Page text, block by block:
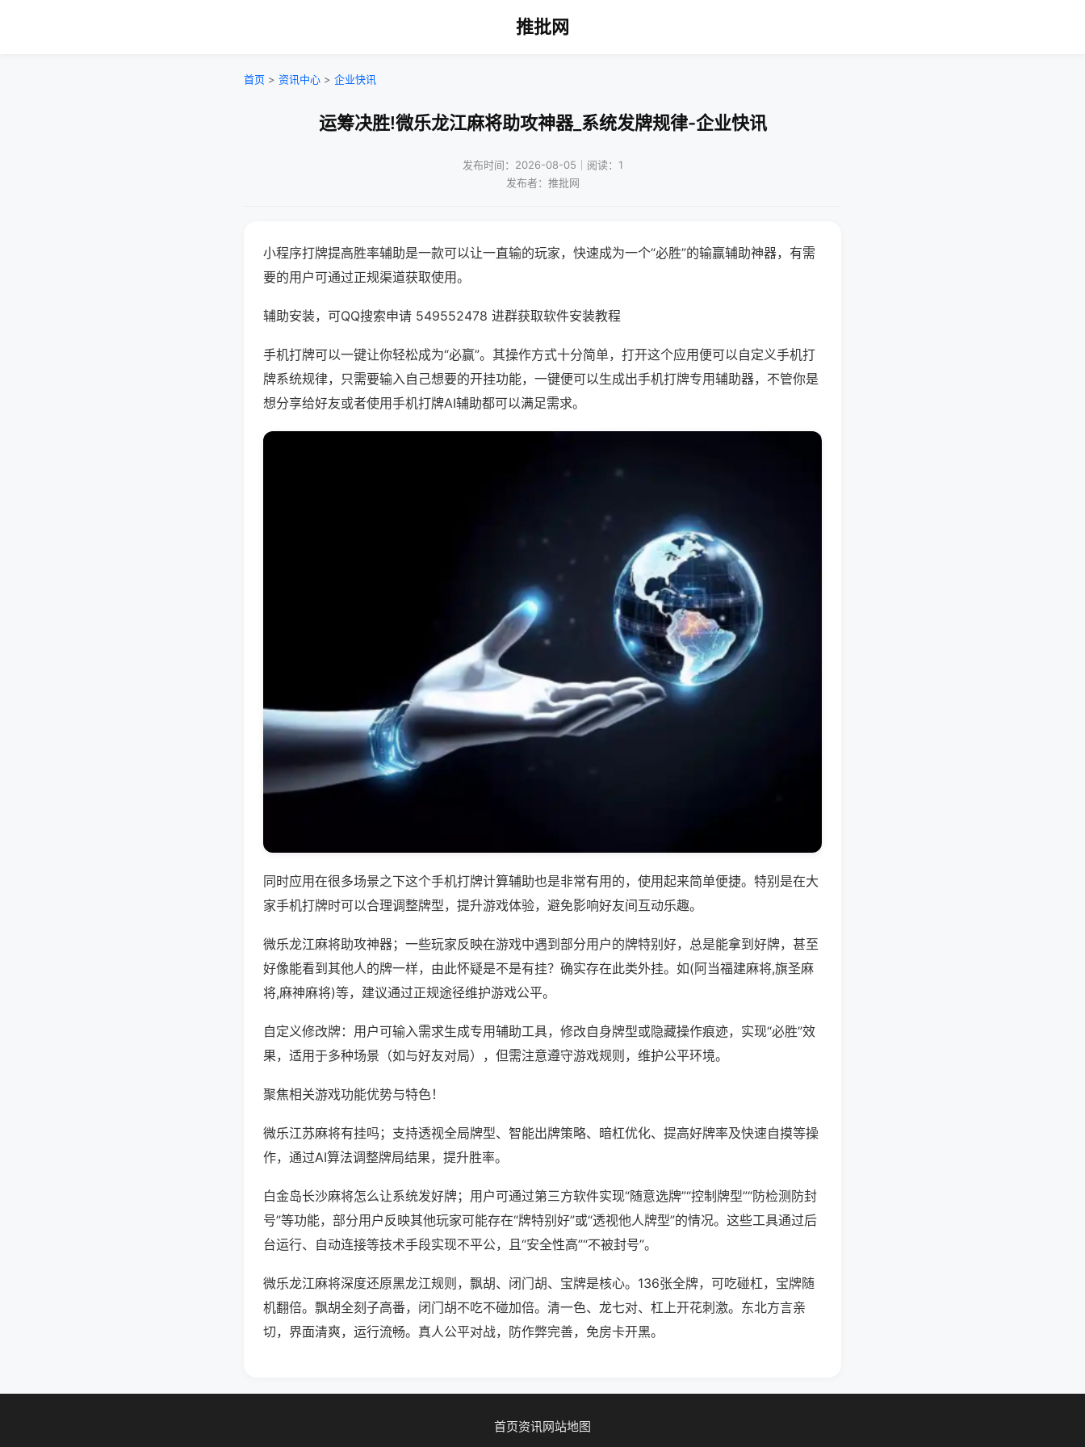
推批网
首页 > 资讯中心 > 企业快讯
运筹决胜!微乐龙江麻将助攻神器_系统发牌规律-企业快讯
发布时间：2026-08-05｜阅读：1
发布者：推批网
小程序打牌提高胜率辅助是一款可以让一直输的玩家，快速成为一个“必胜”的输赢辅助神器，有需
要的用户可通过正规渠道获取使用。
辅助安装，可QQ搜索申请 549552478 进群获取软件安装教程
手机打牌可以一键让你轻松成为“必赢”。其操作方式十分简单，打开这个应用便可以自定义手机打
牌系统规律，只需要输入自己想要的开挂功能，一键便可以生成出手机打牌专用辅助器，不管你是
想分享给好友或者使用手机打牌AI辅助都可以满足需求。
同时应用在很多场景之下这个手机打牌计算辅助也是非常有用的，使用起来简单便捷。特别是在大
家手机打牌时可以合理调整牌型，提升游戏体验，避免影响好友间互动乐趣。
微乐龙江麻将助攻神器；一些玩家反映在游戏中遇到部分用户的牌特别好，总是能拿到好牌，甚至
好像能看到其他人的牌一样，由此怀疑是不是有挂？确实存在此类外挂。如(阿当福建麻将,旗圣麻
将,麻神麻将)等，建议通过正规途径维护游戏公平。
自定义修改牌：用户可输入需求生成专用辅助工具，修改自身牌型或隐藏操作痕迹，实现“必胜”效
果，适用于多种场景（如与好友对局），但需注意遵守游戏规则，维护公平环境。
聚焦相关游戏功能优势与特色！
微乐江苏麻将有挂吗；支持透视全局牌型、智能出牌策略、暗杠优化、提高好牌率及快速自摸等操
作，通过AI算法调整牌局结果，提升胜率。
白金岛长沙麻将怎么让系统发好牌；用户可通过第三方软件实现“随意选牌”“控制牌型”“防检测防封
号”等功能，部分用户反映其他玩家可能存在“牌特别好”或“透视他人牌型”的情况。这些工具通过后
台运行、自动连接等技术手段实现不平公，且“安全性高”“不被封号”。
微乐龙江麻将深度还原黑龙江规则，飘胡、闭门胡、宝牌是核心。136张全牌，可吃碰杠，宝牌随
机翻倍。飘胡全刻子高番，闭门胡不吃不碰加倍。清一色、龙七对、杠上开花刺激。东北方言亲
切，界面清爽，运行流畅。真人公平对战，防作弊完善，免房卡开黑。
首页资讯网站地图